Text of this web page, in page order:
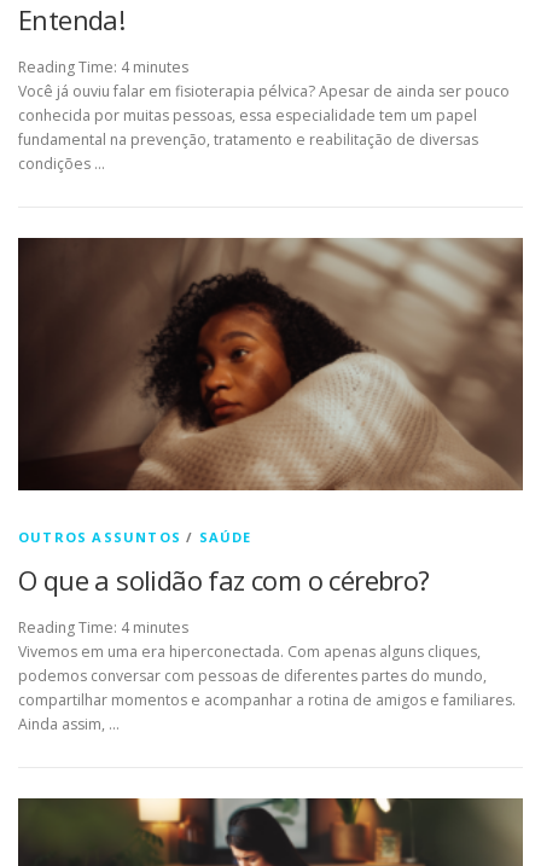
Entenda!
Reading Time: 4 minutes
Você já ouviu falar em fisioterapia pélvica? Apesar de ainda ser pouco
conhecida por muitas pessoas, essa especialidade tem um papel
fundamental na prevenção, tratamento e reabilitação de diversas
condições …
OUTROS ASSUNTOS / SAÚDE
O que a solidão faz com o cérebro?
Reading Time: 4 minutes
Vivemos em uma era hiperconectada. Com apenas alguns cliques,
podemos conversar com pessoas de diferentes partes do mundo,
compartilhar momentos e acompanhar a rotina de amigos e familiares.
Ainda assim, …